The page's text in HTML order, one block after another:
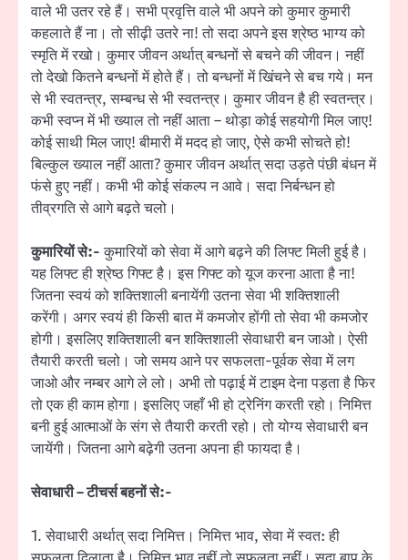
वाले भी उतर रहे हैं। सभी प्रवृत्ति वाले भी अपने को कुमार कुमारी
कहलाते हैं ना। तो सीढ़ी उतरे ना! तो सदा अपने इस श्रेष्ठ भाग्य को
स्मृति में रखो। कुमार जीवन अर्थात् बन्धनों से बचने की जीवन। नहीं
तो देखो कितने बन्धनों में होते हैं। तो बन्धनों में खिंचने से बच गये। मन
से भी स्वतन्‍त्र, सम्बन्ध से भी स्वतन्‍त्र। कुमार जीवन है ही स्वतन्‍त्र।
कभी स्वप्न में भी ख्याल तो नहीं आता – थोड़ा कोई सहयोगी मिल जाए!
कोई साथी मिल जाए! बीमारी में मदद हो जाए, ऐसे कभी सोचते हो!
बिल्कुल ख्याल नहीं आता? कुमार जीवन अर्थात् सदा उड़ते पंछी बंधन में
फंसे हुए नहीं। कभी भी कोई संकल्प न आवे। सदा निर्बन्धन हो
तीव्रगति से आगे बढ़ते चलो।
कुमारियों से:-कुमारियों को सेवा में आगे बढ़ने की लिफ्ट मिली हुई है।
यह लिफ्ट ही श्रेष्ठ गिफ्ट है। इस गिफ्ट को यूज करना आता है ना!
जितना स्वयं को शक्तिशाली बनायेंगी उतना सेवा भी शक्तिशाली
करेंगी। अगर स्वयं ही किसी बात में कमजोर होंगी तो सेवा भी कमजोर
होगी। इसलिए शक्तिशाली बन शक्तिशाली सेवाधारी बन जाओ। ऐसी
तैयारी करती चलो। जो समय आने पर सफलता-पूर्वक सेवा में लग
जाओ और नम्बर आगे ले लो। अभी तो पढ़ाई में टाइम देना पड़ता है फिर
तो एक ही काम होगा। इसलिए जहाँ भी हो ट्रेनिंग करती रहो। निमित्त
बनी हुई आत्माओं के संग से तैयारी करती रहो। तो योग्य सेवाधारी बन
जायेंगी। जितना आगे बढ़ेगी उतना अपना ही फायदा है।
सेवाधारी – टीचर्स बहनों से:-
1. सेवाधारी अर्थात् सदा निमित्त। निमित्त भाव, सेवा में स्वत: ही